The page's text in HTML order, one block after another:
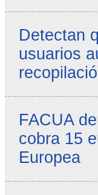
Detectan
usuarios
FACUA
cobra 15
Europea